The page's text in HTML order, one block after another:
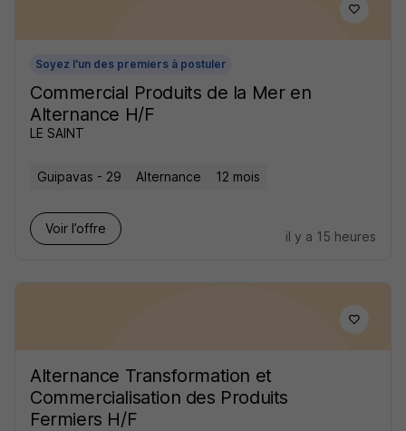
Soyez l'un des premiers à postuler
Commercial Produits de la Mer en
Alternance H/F
LE SAINT
Guipavas - 29 Alternance 12 mois
Voir l’offre
il y a 15 heures
Alternance Transformation et
Commercialisation des Produits
Fermiers H/F